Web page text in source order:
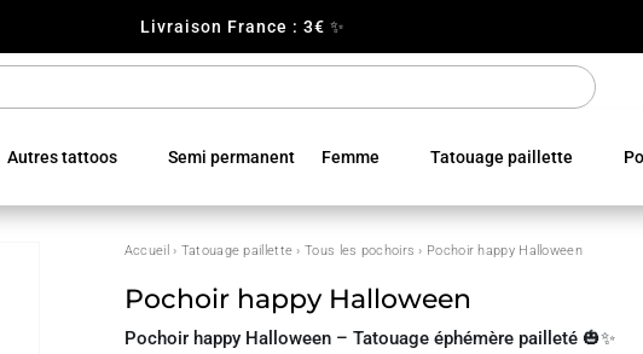
Livraison France : 3€ ✨
Autres tattoos Semi permanent Femme Tatouage paillette
Accueil › Tatouage paillette ›Tous les pochoirs › Pochoir happy Halloween
Pochoir happy Halloween
Pochoir happy Halloween – Tatouage éphémère pailleté 🎃✨